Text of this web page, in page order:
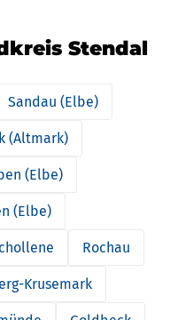
Stendal
Sandau (Elbe)
(Altmark)
(Elbe)
(Elbe)
Rochau
Krusemark